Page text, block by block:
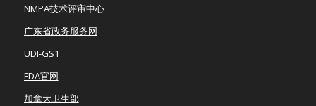
NMPA技术评审中心
广东省政务服务网
UDI-GS1
FDA官网
加拿大卫生部